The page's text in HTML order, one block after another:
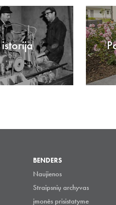
BENDERS
Naujienos
Straipsnių archyvas
įmonės prisistatyme